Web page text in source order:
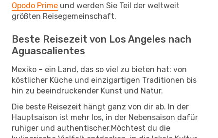
Opodo Prime und werden Sie Teil der weltweit
größten Reisegemeinschaft.
Beste Reisezeit von Los Angeles nach
Aguascalientes
Mexiko – ein Land, das so viel zu bieten hat: von
köstlicher Küche und einzigartigen Traditionen bis
hin zu beeindruckender Kunst und Natur.
Die beste Reisezeit hängt ganz von dir ab. In der
Hauptsaison ist mehr los, in der Nebensaison dafür
ruhiger und authentischer.Möchtest du die